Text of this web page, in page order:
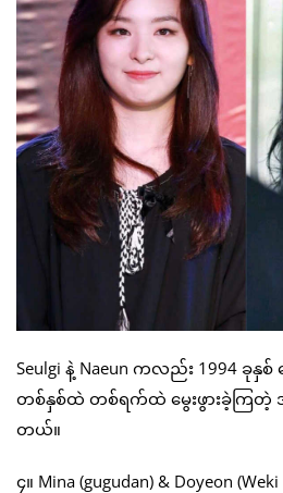
Seulgi နဲ့ Naeun ကလည်း 1994 ခုနှစ်
တစ်နှစ်ထဲ တစ်ရက်ထဲ မွေးဖွားခဲ့ကြတဲ့
တယ်။
၄။ Mina (gugudan) & Doyeon (Weki